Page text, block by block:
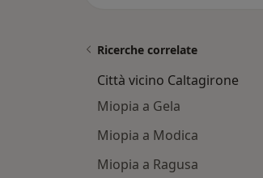
Ricerche correlate
Città vicino Caltagirone
Miopia a Gela
Miopia a Modica
Miopia a Ragusa